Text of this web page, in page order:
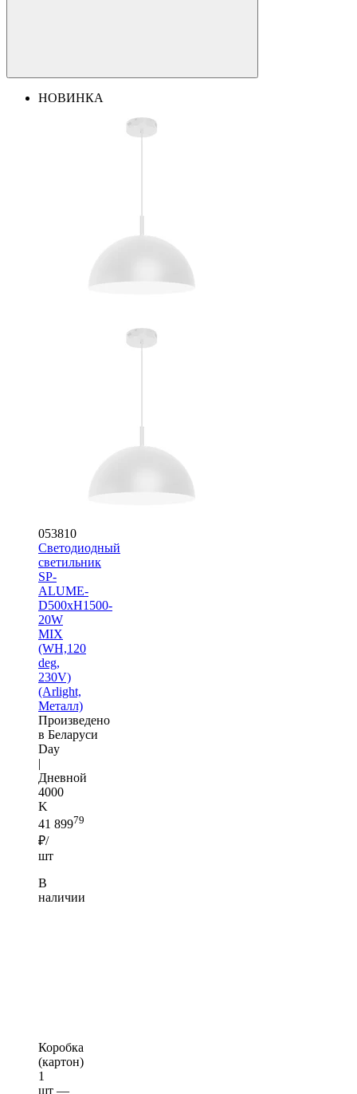
НОВИНКА
053810
Светодиодный
светильник
SP-
ALUME-
D500xH1500-
20W
MIX
(WH,120
deg,
230V)
(Arlight,
Металл)
Произведено
в Беларуси
Day
|
Дневной
4000
K
41 89979
₽/
шт
В
наличии
Коробка
(картон)
1
шт —